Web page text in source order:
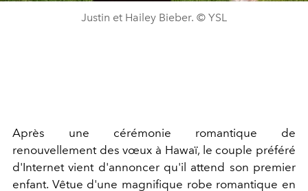
Justin et Hailey Bieber. © YSL
Après une cérémonie romantique de
renouvellement des vœux à Hawaï, le couple préféré
d'Internet vient d'annoncer qu'il attend son premier
enfant. Vêtue d'une magnifique robe romantique en